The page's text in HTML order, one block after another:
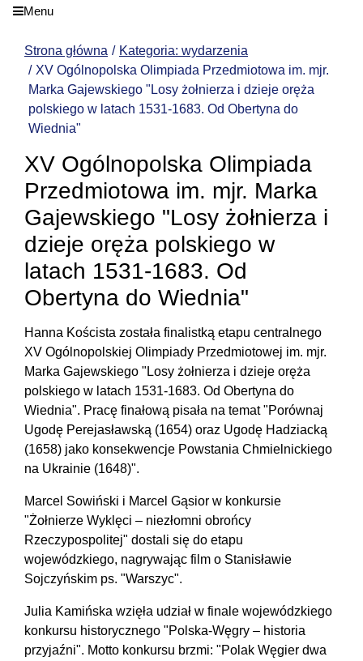
Menu
Strona główna
Kategoria: wydarzenia
XV Ogólnopolska Olimpiada Przedmiotowa im. mjr.
Marka Gajewskiego "Losy żołnierza i dzieje oręża
polskiego w latach 1531-1683. Od Obertyna do
Wiednia"
XV Ogólnopolska Olimpiada
Przedmiotowa im. mjr. Marka
Gajewskiego "Losy żołnierza i
dzieje oręża polskiego w
latach 1531-1683. Od
Obertyna do Wiednia"
Hanna Koścista została finalistką etapu centralnego
XV Ogólnopolskiej Olimpiady Przedmiotowej im. mjr.
Marka Gajewskiego "Losy żołnierza i dzieje oręża
polskiego w latach 1531-1683. Od Obertyna do
Wiednia". Pracę finałową pisała na temat "Porównaj
Ugodę Perejasławską (1654) oraz Ugodę Hadziacką
(1658) jako konsekwencje Powstania Chmielnickiego
na Ukrainie (1648)".
Marcel Sowiński i Marcel Gąsior w konkursie
"Żołnierze Wyklęci – niezłomni obrońcy
Rzeczypospolitej" dostali się do etapu
wojewódzkiego, nagrywając film o Stanisławie
Sojczyńskim ps. "Warszyc".
Julia Kamińska wzięła udział w finale wojewódzkiego
konkursu historycznego "Polska-Węgry – historia
przyjaźni". Motto konkursu brzmi: "Polak Węgier dwa